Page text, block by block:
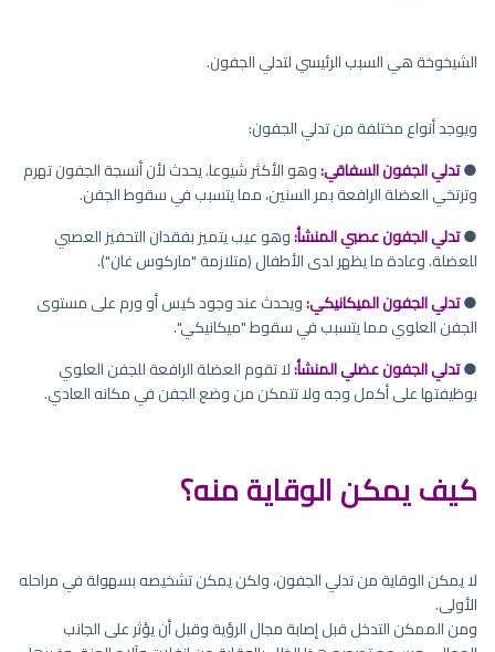
الشيخوخة هي السبب الرئيسي لتدلي الجفون.
ويوجد أنواع مختلفة من تدلي الجفون:
●تدلي الجفون السفاقي:وهو الأكثر شيوعا. يحدث لأن أنسجة الجفون تهرم
وترتخي العضلة الرافعة بمر السنين، مما يتسبب في سقوط الجفن.
●تدلي الجفون عصبي المنشأ:وهو عيب يتميز بفقدان التحفيز العصبي
للعضلة. وعادة ما يظهر لدى الأطفال (متلازمة "ماركوس غان").
●تدلي الجفون الميكانيكي:ويحدث عند وجود كيس أو ورم على مستوى
الجفن العلوي مما يتسبب في سقوط "ميكانيكي".
●تدلي الجفون عضلي المنشأ:لا تقوم العضلة الرافعة للجفن العلوي
بوظيفتها على أكمل وجه ولا تتمكن من وضع الجفن في مكانه العادي.
كيف يمكن الوقاية منه؟
لا يمكن الوقاية من تدلي الجفون، ولكن يمكن تشخيصه بسهولة في مراحله
الأولى.
ومن الممكن التدخل قبل إصابة مجال الرؤية وقبل أن يؤثر على الجانب